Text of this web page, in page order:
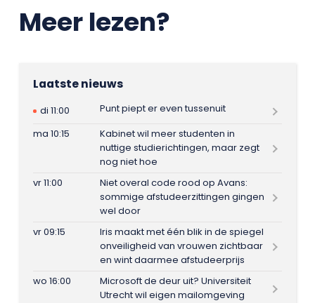
Meer lezen?
Laatste nieuws
di 11:00
Punt piept er even tussenuit
ma 10:15
Kabinet wil meer studenten in
nuttige studierichtingen, maar zegt
nog niet hoe
vr 11:00
Niet overal code rood op Avans:
sommige afstudeerzittingen gingen
wel door
vr 09:15
Iris maakt met één blik in de spiegel
onveiligheid van vrouwen zichtbaar
en wint daarmee afstudeerprijs
wo 16:00
Microsoft de deur uit? Universiteit
Utrecht wil eigen mailomgeving